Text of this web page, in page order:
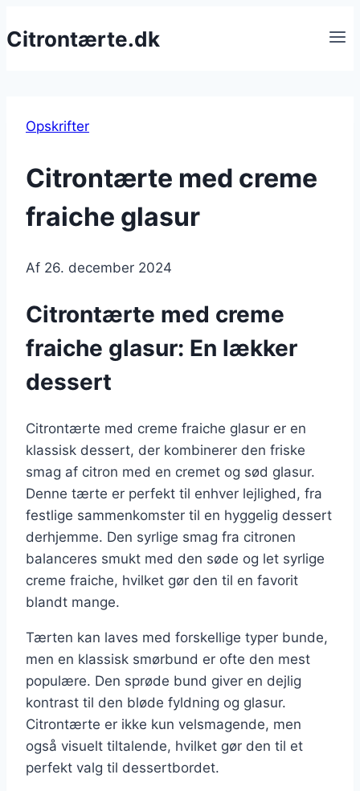
til
Citrontærte.dk
Opskrifter
Citrontærte med creme
fraiche glasur
Af 26. december 2024
Citrontærte med creme
fraiche glasur: En lækker
dessert
Citrontærte med creme fraiche glasur er en
klassisk dessert, der kombinerer den friske
smag af citron med en cremet og sød glasur.
Denne tærte er perfekt til enhver lejlighed, fra
festlige sammenkomster til en hyggelig dessert
derhjemme. Den syrlige smag fra citronen
balanceres smukt med den søde og let syrlige
creme fraiche, hvilket gør den til en favorit
blandt mange.
Tærten kan laves med forskellige typer bunde,
men en klassisk smørbund er ofte den mest
populære. Den sprøde bund giver en dejlig
kontrast til den bløde fyldning og glasur.
Citrontærte er ikke kun velsmagende, men
også visuelt tiltalende, hvilket gør den til et
perfekt valg til dessertbordet.